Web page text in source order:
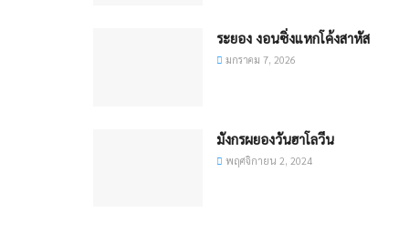
ระยอง งอนซิ่งแหกโค้งสาหัส
มกราคม 7, 2026
มังกรผยองวันฮาโลวีน
พฤศจิกายน 2, 2024